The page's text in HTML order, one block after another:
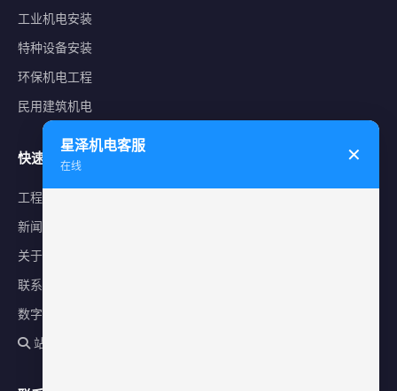
工业机电安装
特种设备安装
环保机电工程
民用建筑机电
快速导航
工程案例
新闻中心
关于星泽
联系我们
数字化平台
站内搜索
星泽机电客服
在线
✕